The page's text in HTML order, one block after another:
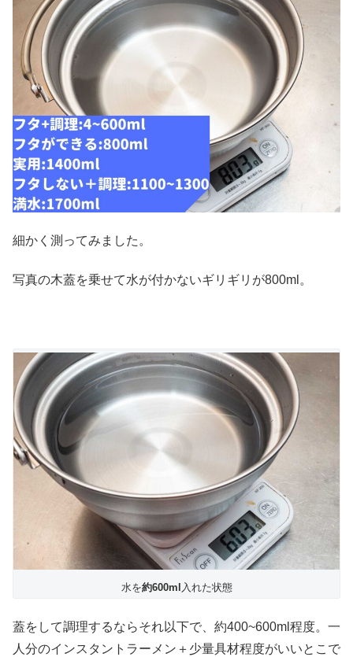
細かく測ってみました。
写真の木蓋を乗せて水が付かないギリギリが800ml。
水を約600ml 入れた状態
蓋をして調理するならそれ以下で、約400~600ml程度。一
人分のインスタントラーメン＋少量具材程度がいいとこで